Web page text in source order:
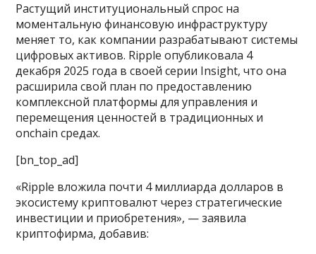
Растущий институциональный спрос на
моментальную финансовую инфраструктуру
меняет то, как компании разрабатывают системы
цифровых активов. Ripple опубликовала 4
декабря 2025 года в своей серии Insight, что она
расширила свой план по предоставлению
комплексной платформы для управления и
перемещения ценностей в традиционных и
onchain средах.
[bn_top_ad]
«Ripple вложила почти 4 миллиарда долларов в
экосистему криптовалют через стратегические
инвестиции и приобретения», — заявила
криптофирма, добавив: